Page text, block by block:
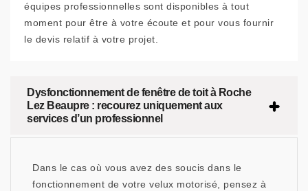
équipes professionnelles sont disponibles à tout
moment pour être à votre écoute et pour vous fournir
le devis relatif à votre projet.
Dysfonctionnement de fenêtre de toit à Roche
Lez Beaupre : recourez uniquement aux
services d’un professionnel
Dans le cas où vous avez des soucis dans le
fonctionnement de votre velux motorisé, pensez à